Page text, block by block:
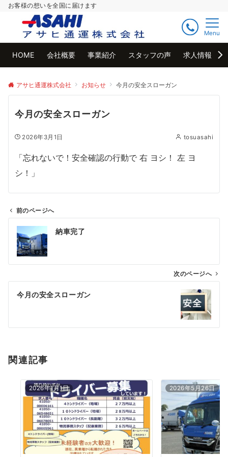
お客様の想いを全国に届けます
Menu
HOME 会社概要 事業紹介 スタッフの声 求人情報
アサヒ通運株式会社 お知らせ 今月の安全スローガン
今月の安全スローガン
2026年3月1日 tosuasahi
「忘れないで！安全確認の行動で 右 ヨシ！ 左 ヨ
シ！」
ビ
ン
前のページへ
納車完了
次のページへ
今月の安全スローガン
関連記事
2026年1月1日 2026年5月26日